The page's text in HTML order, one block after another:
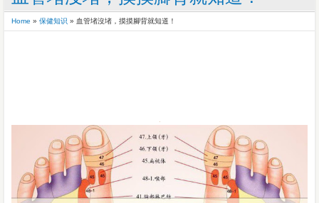
Home » 保健知识 » 血管堵沒堵，摸摸腳背就知道！